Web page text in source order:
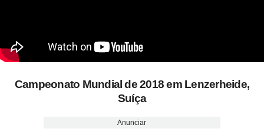
Campeonato Mundial de 2018 em Lenzerheide,
Suíça
Anunciar